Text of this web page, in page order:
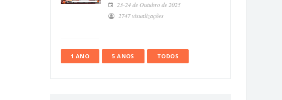
23-24 de Outubro de 2025
2747 visualizações
1 ANO 5 ANOS TODOS